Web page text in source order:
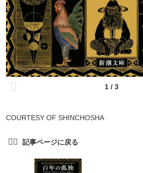
COURTESY OF SHINCHOSHA